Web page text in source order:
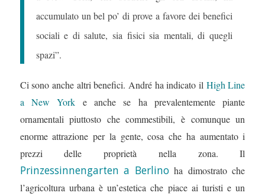
accumulato un bel po’ di prove a favore dei benefici
sociali e di salute, sia fisici sia mentali, di quegli
spazi”.
Ci sono anche altri benefici. André ha indicato il High Line
a New York e anche se ha prevalentemente piante
ornamentali piuttosto che commestibili, è comunque un
enorme attrazione per la gente, cosa che ha aumentato i
prezzi delle proprietà nella zona. Il
Prinzessinnengarten a Berlino ha dimostrato che
l’agricoltura urbana è un’estetica che piace ai turisti e un